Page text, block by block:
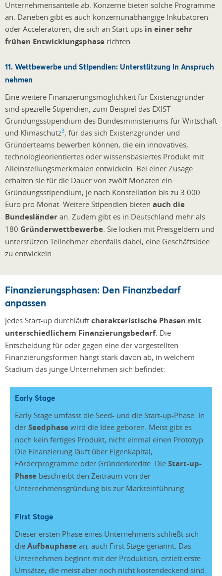
Unternehmensanteile ab. Konzerne bieten solche Programme
an. Daneben gibt es auch konzernunabhängige Inkubatoren
oder Acceleratoren, die sich an Start-ups in einer sehr
frühen Entwicklungsphase richten.
11. Wettbewerbe und Stipendien: Unterstützung in Anspruch
nehmen
Eine weitere Finanzierungsmöglichkeit für Existenzgründer
sind spezielle Stipendien, zum Beispiel das EXIST-
Gründungsstipendium des Bundesministeriums für Wirtschaft
und Klimaschutz3, für das sich Existenzgründer und
Gründerteams bewerben können, die ein innovatives,
technologieorientiertes oder wissensbasiertes Produkt mit
Alleinstellungsmerkmalen entwickeln. Bei einer Zusage
erhalten sie für die Dauer von zwölf Monaten ein
Gründungsstipendium, je nach Konstellation bis zu 3.000
Euro pro Monat. Weitere Stipendien bieten auch die
Bundesländer an. Zudem gibt es in Deutschland mehr als
180 Gründerwettbewerbe . Sie locken mit Preisgeldern und
unterstützen Teilnehmer ebenfalls dabei, eine Geschäftsidee
zu entwickeln.
Finanzierungsphasen: Den Finanzbedarf
anpassen
Jedes Start-up durchläuft charakteristische Phasen mit
unterschiedlichem Finanzierungsbedarf. Die
Entscheidung für oder gegen eine der vorgestellten
Finanzierungsformen hängt stark davon ab, in welchem
Stadium das junge Unternehmen sich befindet:
Early Stage
Early Stage umfasst die Seed- und die Start-up-Phase. In
der Seedphase wird die Idee geboren. Meist gibt es
noch kein fertiges Produkt, nicht einmal einen Prototyp.
Die Finanzierung läuft über Eigenkapital,
Förderprogramme oder Gründerkredite. Die Start-up-
Phase beschreibt den Zeitraum von der
Unternehmensgründung bis zur Markteinführung.
First Stage
Dieser ersten Phase eines Unternehmens schließt sich
die Aufbauphase an, auch First Stage genannt. Das
Unternehmen beginnt mit der Produktion, erzielt erste
Umsätze, die meist aber noch nicht kostendeckend sind.